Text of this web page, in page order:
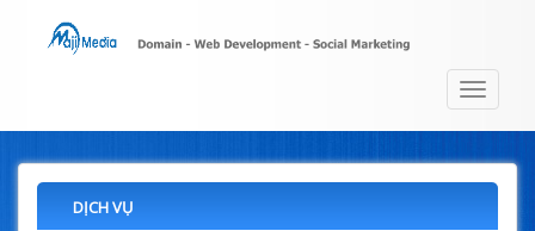
Toggle
DỊCH VỤ